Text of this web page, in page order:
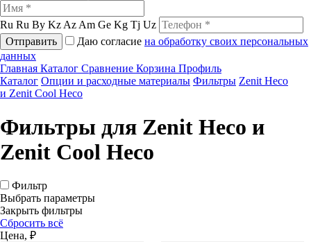
Ru Ru By Kz Az Am Ge Kg Tj Uz
Отправить
Даю согласие на обработку своих персональных
данных
Главная Каталог Сравнение Корзина Профиль
Каталог Опции и расходные материалы Фильтры Zenit Heco
и Zenit Cool Heco
Фильтры для Zenit Heco и
Zenit Cool Heco
Фильтр
Выбрать параметры
Закрыть фильтры
Сбросить всё
Цена, ₽